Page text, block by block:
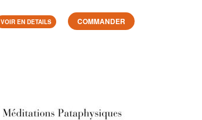
VOIR EN DETAILS COMMANDER